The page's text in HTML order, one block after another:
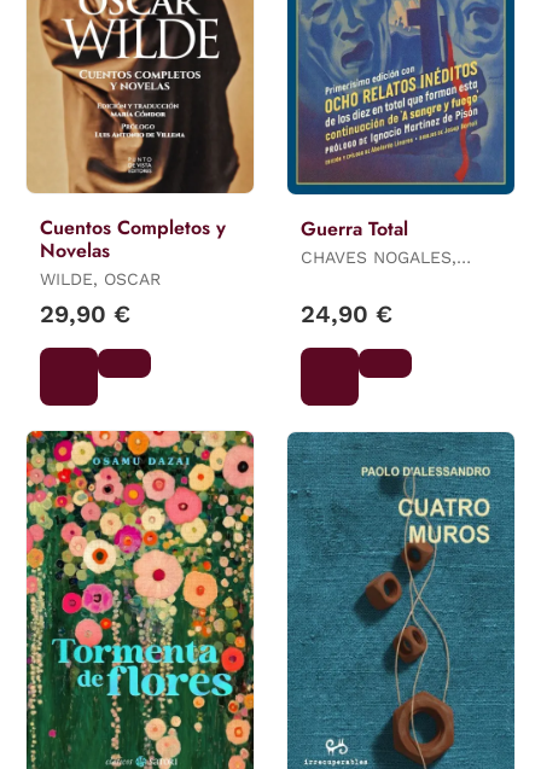
Cuentos Completos y
Novelas
WILDE, OSCAR
29,90 €
Guerra Total
CHAVES NOGALES,
24,90 €